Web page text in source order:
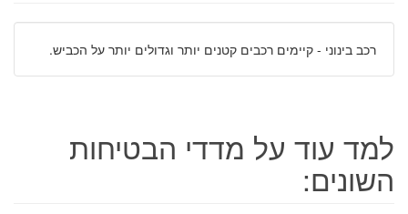
רכב בינוני - קיימים רכבים קטנים יותר וגדולים יותר על הכביש.
למד עוד על מדדי הבטיחות
השונים: